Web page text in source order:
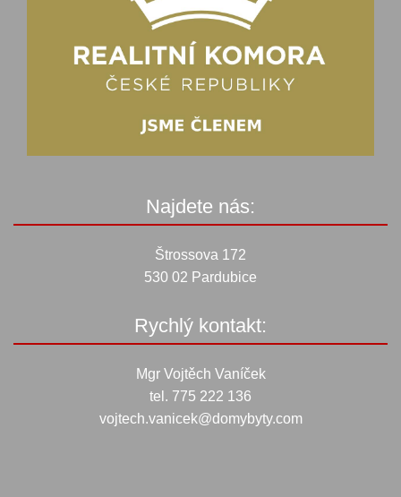
Najdete nás:
Štrossova 172
530 02 Pardubice
Rychlý kontakt:
Mgr Vojtěch Vaníček
tel. 775 222 136
vojtech.vanicek@domybyty.com